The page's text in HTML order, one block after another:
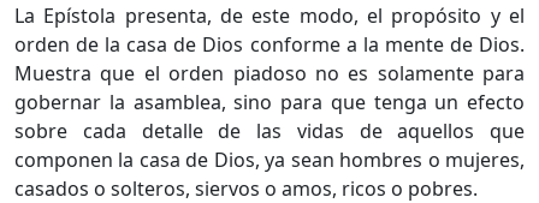
La Epístola presenta, de este modo, el propósito y el
orden de la casa de Dios conforme a la mente de Dios.
Muestra que el orden piadoso no es solamente para
gobernar la asamblea, sino para que tenga un efecto
sobre cada detalle de las vidas de aquellos que
componen la casa de Dios, ya sean hombres o mujeres,
casados o solteros, siervos o amos, ricos o pobres.